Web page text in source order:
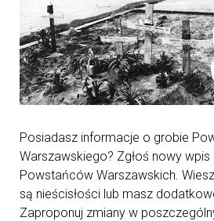
Posiadasz informacje o grobie
Warszawskiego? Zgłoś nowy
Powstańców Warszawskich.
są nieścisłości lub masz
Zaproponuj zmiany w